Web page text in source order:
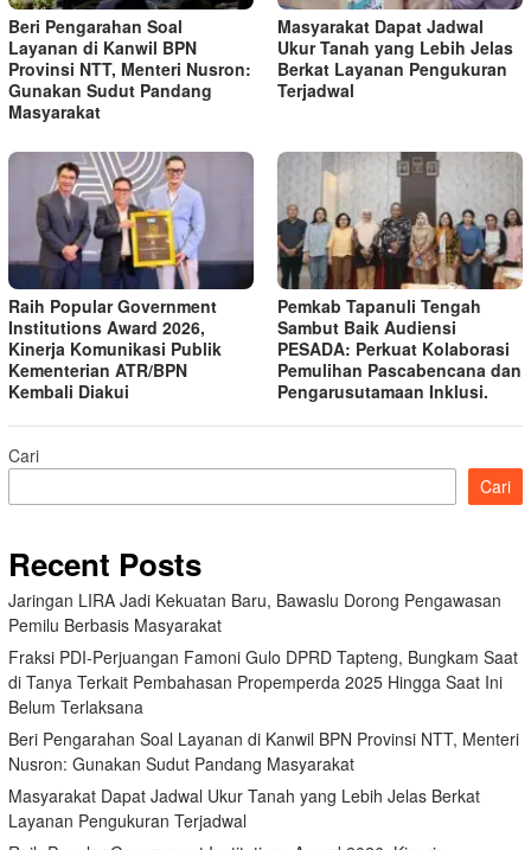
Beri Pengarahan Soal
Layanan di Kanwil BPN
Provinsi NTT, Menteri Nusron:
Gunakan Sudut Pandang
Masyarakat
Masyarakat Dapat Jadwal
Ukur Tanah yang Lebih Jelas
Berkat Layanan Pengukuran
Terjadwal
Raih Popular Government
Institutions Award 2026,
Kinerja Komunikasi Publik
Kementerian ATR/BPN
Kembali Diakui
Pemkab Tapanuli Tengah
Sambut Baik Audiensi
PESADA: Perkuat Kolaborasi
Pemulihan Pascabencana dan
Pengarusutamaan Inklusi.
Cari
Cari
Recent Posts
Jaringan LIRA Jadi Kekuatan Baru, Bawaslu Dorong Pengawasan
Pemilu Berbasis Masyarakat
Fraksi PDI-Perjuangan Famoni Gulo DPRD Tapteng, Bungkam Saat
di Tanya Terkait Pembahasan Propemperda 2025 Hingga Saat Ini
Belum Terlaksana
Beri Pengarahan Soal Layanan di Kanwil BPN Provinsi NTT, Menteri
Nusron: Gunakan Sudut Pandang Masyarakat
Masyarakat Dapat Jadwal Ukur Tanah yang Lebih Jelas Berkat
Layanan Pengukuran Terjadwal